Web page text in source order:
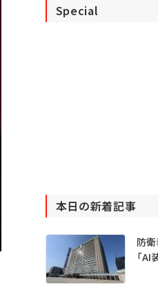
Special
本日の新着記事
防
「AI